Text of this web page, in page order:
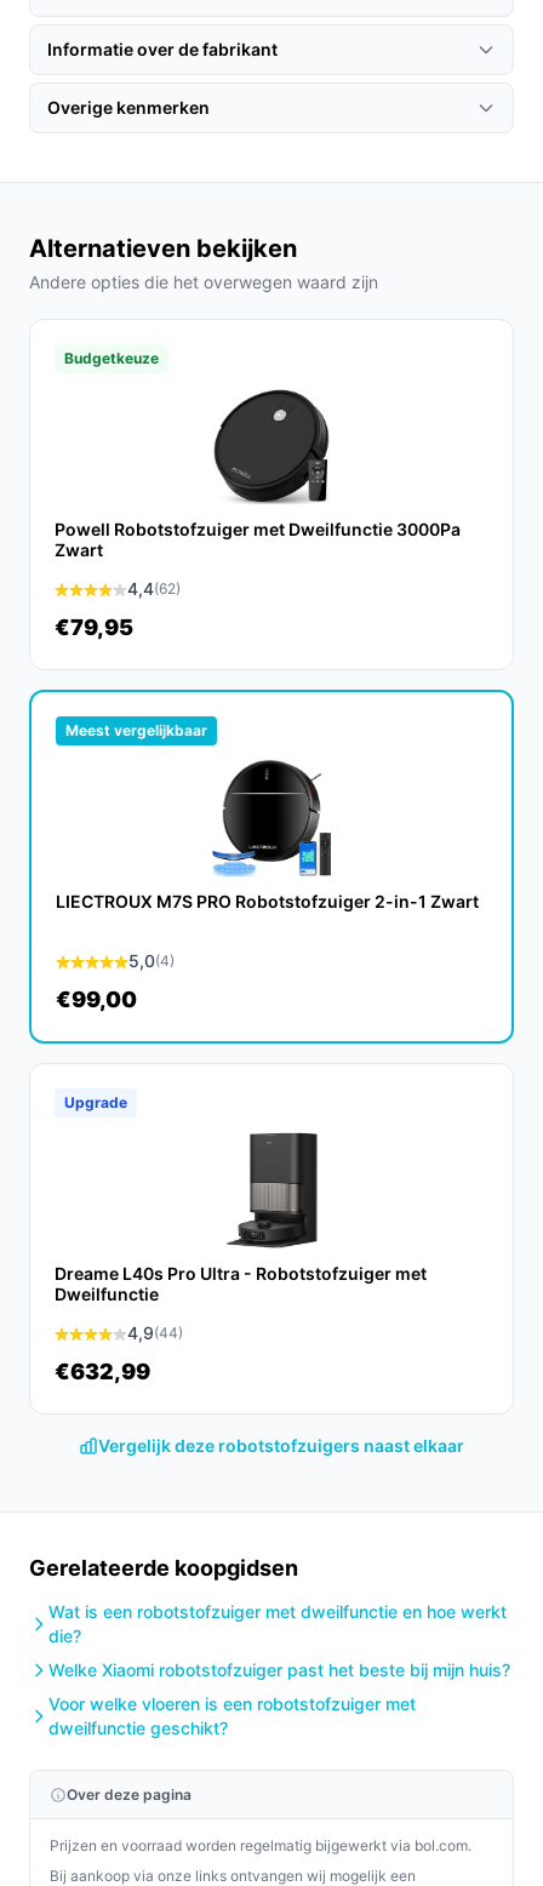
1. Zorg ervoor dat de robot volledig is opgeladen
voordat je hem voor het eerst gebruikt.
2. Plaats de oplaadstation op een vlakke ondergrond,
weg van obstakels.
app voor een eenvoudige bediening.
Specificaties in mensentaal
Geluidsniveau van 65 dB: Dit betekent dat de
Oplaadtijd van 330 minuten:
tijd om de robot weer volledig op te laden voor een
volgende schoonmaakbeurt.
Veelgestelde vragen
Hoe lang gaat dit product mee?
E5 is gemiddeld 3 tot 5 jaar, afhankelijk van het gebruik
en onderhoud.
Ja, de E5 is speciaal ontworpen om huisdierharen
effectief te verwijderen, waardoor het een uitstekende
keuze is voor huisdierenbezitters.
Wat zijn de belangrijkste verschillen met andere
De E5 onderscheidt zich door zijn gecombineerde
gebruiksgemak, wat het tot een veelzijdige keuze
maakt.
Conclusie
combinatie van functionaliteit, gebruiksgemak en
waarde. Of je nu huisdieren hebt of gewoon een druk
Ontdek alle specificaties en vergelijk prijzen op
besterobotstofzuiger.nl. Kies bewust wat perfect past
bij jouw behoeften!
Informatie over de fabrikant
Overige kenmerken
Alternatieven bekijken
Andere opties die het overwegen waard zijn
Budgetkeuze
Powell Robotstofzuiger met Dweilfunctie 3000Pa
Zwart
4,4(62)
€79,95
Meest vergelijkbaar
LIECTROUX M7S PRO Robotstofzuiger 2-in-1 Zwart
5,0(4)
€99,00
Upgrade
Dreame L40s Pro Ultra - Robotstofzuiger met
Dweilfunctie
4,9(44)
€632,99
Vergelijk deze robotstofzuigers naast elkaar
Gerelateerde koopgidsen
Wat is een robotstofzuiger met dweilfunctie en hoe werkt
die?
Welke Xiaomi robotstofzuiger past het beste bij mijn huis?
Voor welke vloeren is een robotstofzuiger met
dweilfunctie geschikt?
Over deze pagina
Prijzen en voorraad worden regelmatig bijgewerkt via bol.com.
Bij aankoop via onze links ontvangen wij mogelijk een